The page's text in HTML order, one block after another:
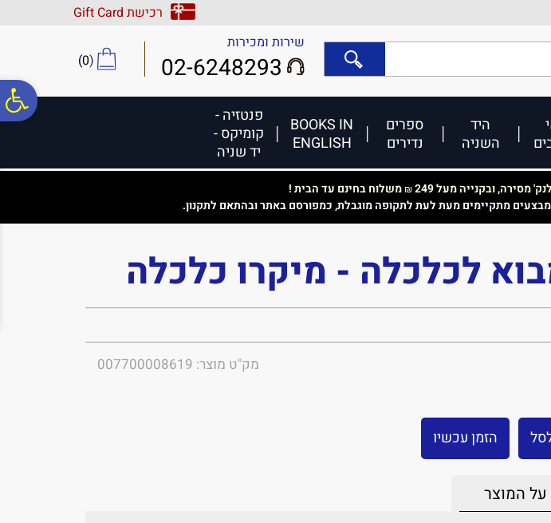
נגישות
אתר
המרכזי
רכישת Gift Card
שירות ומכירות
02-6248293
(
0
)
היד
השניה
ספרים
נדירים
BOOKS IN
ENGLISH
פנטזיה -
קומיקס -
יד שניה
לנק' מסירה, ובקנייה מעל 249 ₪משלוח בחינם עד הבית !
מתקיימים מעת לעת לתקופה מוגבלת, כמפורסם באתר ובהתאם לתקנון.
לכלכלה - מיקרו כלכלה
מק"ט מוצר: 007700008619
הזמן עכשיו
על המוצר